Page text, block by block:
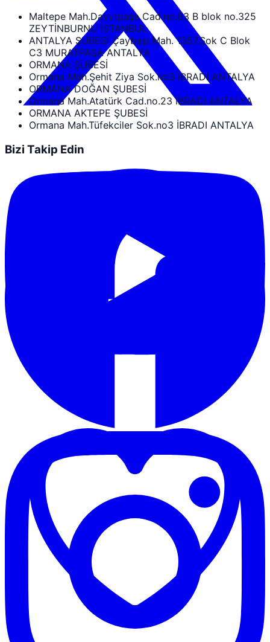
Maltepe Mah.Davutpaşa Cad.no.83 B blok no.325
ZEYTİNBURNU İSTANBUL
ANTALYA ŞUBESİ Çaybaşı Mah. 1357.Sok C Blok
C3 MURATPAŞA ANTALYA
ORMANA ŞUBESİ
Ormana Mah.Şehit Ziya Sok.no3 İBRADI ANTALYA
ORMANA DOĞAN ŞUBESİ
Ormana Mah.Atatürk Cad.no.23 İBRADI ANTALYA
ORMANA AKTEPE ŞUBESİ
Ormana Mah.Tüfekciler Sok.no3 İBRADI ANTALYA
Bizi Takip Edin